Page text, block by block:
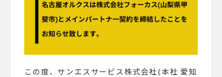
この度、サンエスサービス株式会社(本社 愛知